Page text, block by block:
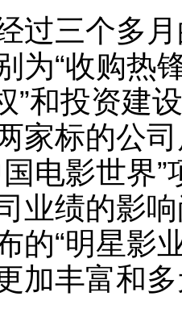
三个多月
为“收购热
”和投资建
家标的公
电影世界
业绩的影
的“明星影
加丰富和